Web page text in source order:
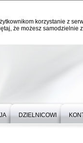
korzystanie z
że możesz
DZIELNICOWI